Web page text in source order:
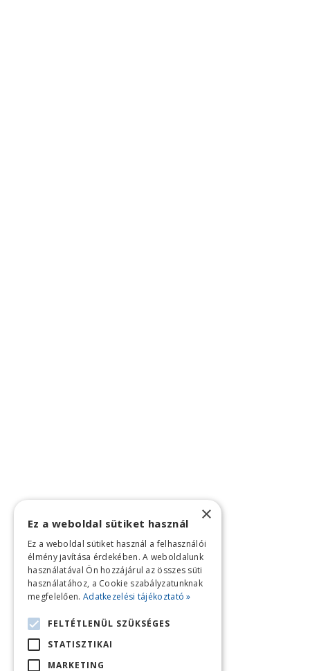
×
Ez a weboldal sütiket használ
Ez a weboldal sütiket használ a felhasználói
élmény javítása érdekében. A weboldalunk
használatával Ön hozzájárul az összes süti
használatához, a Cookie szabályzatunknak
megfelelően. Adatkezelési tájékoztató »
FELTÉTLENÜL SZÜKSÉGES
STATISZTIKAI
MARKETING